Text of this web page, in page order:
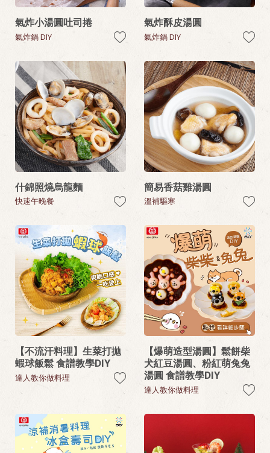
氣炸小湯圓吐司捲
氣炸鍋 DIY
氣炸酥皮湯圓
氣炸鍋 DIY
什錦照燒烏龍麵
快速午晚餐
簡易香菇雞湯圓
溫補驅寒
【不流汗料理】生菜打拋
蝦球飯鬆 食譜教學DIY
達人教你做料理
【爆萌造型湯圓】鬆餅柴
犬紅豆湯圓、粉紅萌兔兔
湯圓 食譜教學DIY
達人教你做料理